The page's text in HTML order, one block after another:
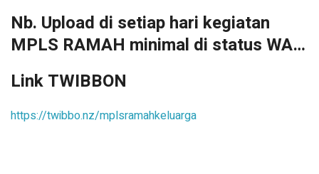
Nb. Upload di setiap hari kegiatan
MPLS RAMAH minimal di status WA…
Link TWIBBON
https://twibbo.nz/mplsramahkeluarga